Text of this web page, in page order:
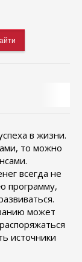
в жизни.
то можно
всегда не
программу,
может
источники